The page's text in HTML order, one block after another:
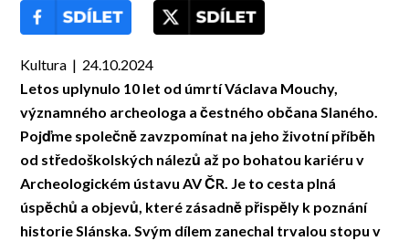
Kultura | 24.10.2024
Letos uplynulo 10 let od úmrtí Václava Mouchy,
významného archeologa a čestného občana Slaného.
Pojďme společně zavzpomínat na jeho životní příběh
od středoškolských nálezů až po bohatou kariéru v
Archeologickém ústavu AV ČR. Je to cesta plná
úspěchů a objevů, které zásadně přispěly k poznání
historie Slánska. Svým dílem zanechal trvalou stopu v